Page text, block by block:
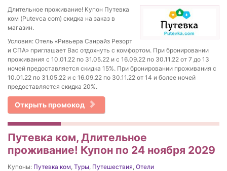
Длительное проживание! Купон Путевка
ком (Putevca com) скидка на заказ в
магазин.
Условия: Отель «Ривьера Санрайз Резорт
и СПА» приглашает Вас отдохнуть с комфортом. При бронировании
проживания с 10.01.22 по 31.05.22 и с 16.09.22 по 30.11.22 от 7 до 13
ночей предоставляется скидка 15%. При бронировании проживания с
10.01.22 по 31.05.22 и с 16.09.22 по 30.11.22 от 14 и более ночей
предоставляется скидка 20%.
Открыть промокод
Путевка ком, Длительное
проживание! Купон по 24 ноября 2029
Купоны: Путевка ком, Туры, Путешествия, Отели